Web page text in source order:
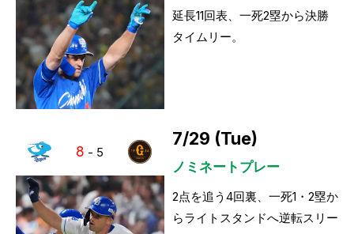
延長11回表、一死2塁から決勝
タイムリー。
8 - 5
7/29 (Tue)
ノミネートプレー
2点を追う4回裏、一死1・2塁か
らライトスタンドへ逆転スリー